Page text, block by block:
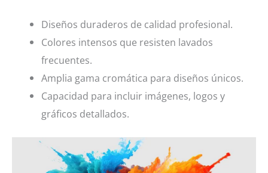
Diseños duraderos de calidad profesional.
Colores intensos que resisten lavados
frecuentes.
Amplia gama cromática para diseños únicos.
Capacidad para incluir imágenes, logos y
gráficos detallados.